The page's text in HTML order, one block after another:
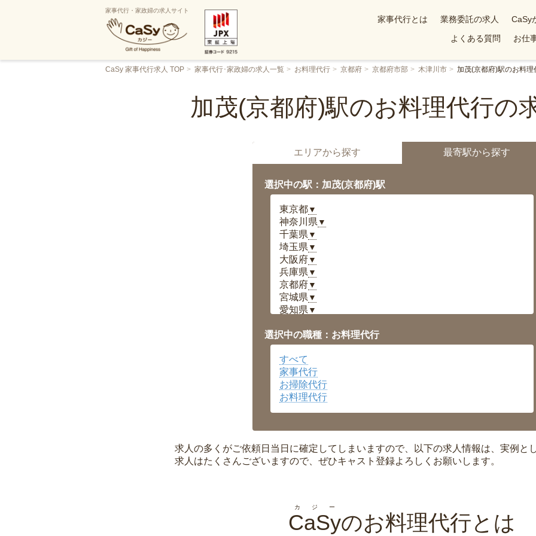
家事代行・家政婦の求人サイト
家事代行とは 業務委託の求人 CaSy
よくある質問
お仕
CaSy 家事代行求人 TOP 家事代行･家政婦の求人一覧 お料理代行 京都府 京都府市部 木津川市 加茂(京都府)駅のお料理
加茂(京都府)駅のお料理代行の
エリアから探す 最寄駅から探す
選択中の駅：加茂(京都府)駅
東京都▼
神奈川県 ▼
千葉県 ▼
埼玉県 ▼
大阪府▼
兵庫県 ▼
京都府▼
宮城県 ▼
愛知県 ▼
岡山県▼
広島県▼
沖縄県
選択中の職種：お料理代行
すべて
家事代行
お掃除代行
お料理代行
求人の多くがご依頼日当日に確定してしまいますので、以下の求人情報は、実例と
求人はたくさんございますので、ぜひキャスト登録よろしくお願いします。
CaSy
カジー
のお料理代行とは